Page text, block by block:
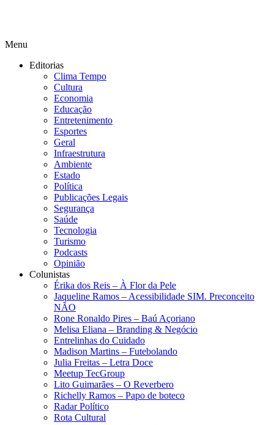
Menu
Editorias
Clima Tempo
Cultura
Economia
Educação
Entretenimento
Esportes
Geral
Infraestrutura
Ambiente
Estado
Política
Publicações Legais
Segurança
Saúde
Tecnologia
Turismo
Podcasts
Opinião
Colunistas
Érika dos Reis​ – À Flor da Pele
Jaqueline Ramos – Acessibilidade SIM. Preconceito
NÃO
Rone Ronaldo Pires – Baú Açoriano
Melisa Eliana – Branding & Negócio
Entrelinhas do Cuidado
Madison Martins – Futebolando
Julia Freitas​ – Letra Doce
Meetup TecGroup
Lito Guimarães – O Reverbero
Richelly Ramos​ – Papo de boteco
Radar Político
Rota Cultural